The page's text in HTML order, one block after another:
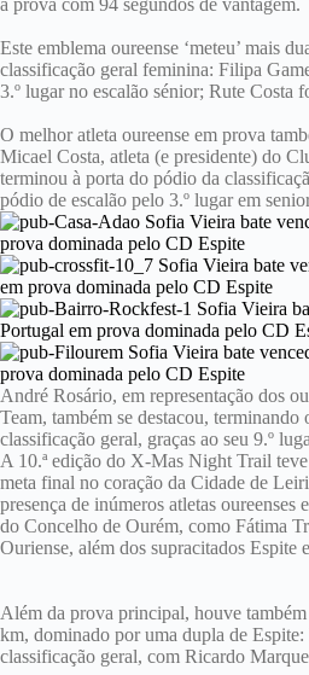
a prova com 94 segundos de vantagem.
Este emblema oureense ‘meteu’ mais
classificação geral feminina: Filipa
3.º lugar no escalão sénior; Rute Costa
O melhor atleta oureense em prova
Micael Costa, atleta (e presidente) do
terminou à porta do pódio da
pódio de escalão pelo 3.º lugar em
André Rosário, em representação dos
Team, também se destacou,
classificação geral, graças ao seu 9.º
A 10.ª edição do X-Mas Night Trail
meta final no coração da Cidade de
presença de inúmeros atletas oureenses
do Concelho de Ourém, como Fátima
Ouriense, além dos supracitados Espite
Além da prova principal, houve
km, dominado por uma dupla de
classificação geral, com Ricardo